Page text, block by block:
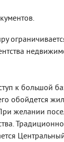
к большой
обойдется
желании